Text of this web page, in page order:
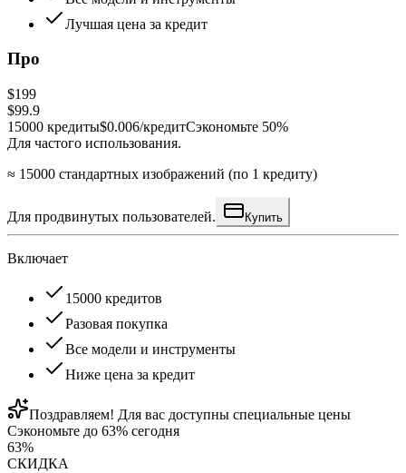
Лучшая цена за кредит
Про
$199
$99.9
15000 кредиты$0.006/кредитСэкономьте 50%
Для частого использования.
≈ 15000 стандартных изображений (по 1 кредиту)
Для продвинутых пользователей. Купить
Включает
15000 кредитов
Разовая покупка
Все модели и инструменты
Ниже цена за кредит
Поздравляем! Для вас доступны специальные цены
Сэкономьте до 63% сегодня
63%
СКИДКА